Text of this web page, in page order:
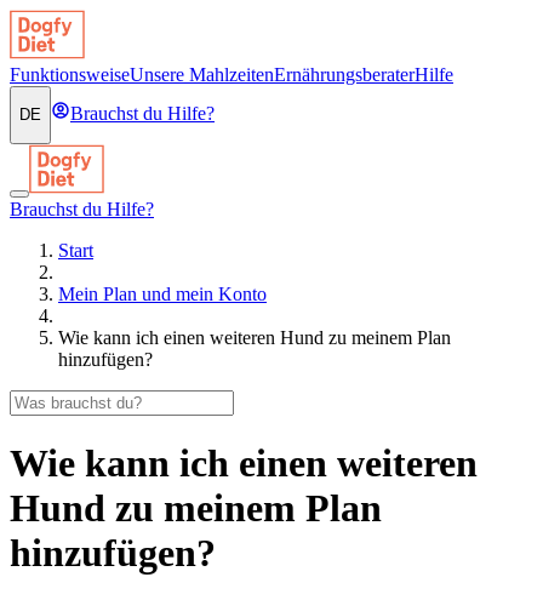
FunktionsweiseUnsere MahlzeitenErnährungsberaterHilfe
DE Brauchst du Hilfe?
Brauchst du Hilfe?
Start
Mein Plan und mein Konto
Wie kann ich einen weiteren Hund zu meinem Plan
hinzufügen?
Wie kann ich einen weiteren
Hund zu meinem Plan
hinzufügen?